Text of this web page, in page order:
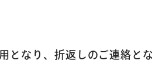
なり、折返しのご連絡とな